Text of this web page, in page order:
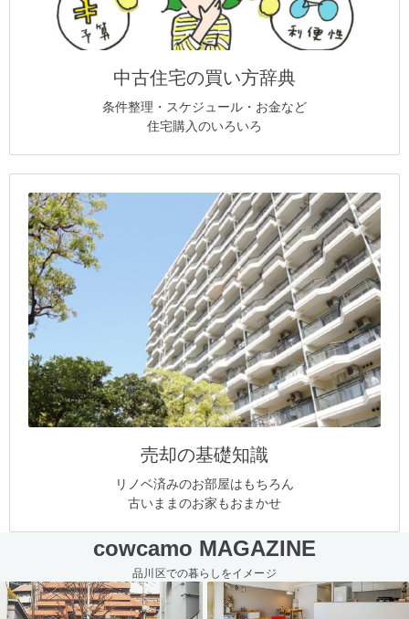
中古住宅の買い方辞典
条件整理・スケジュール・お金など
住宅購入のいろいろ
売却の基礎知識
リノベ済みのお部屋はもちろん
古いままのお家もおまかせ
cowcamo MAGAZINE
品川区での暮らしをイメージ